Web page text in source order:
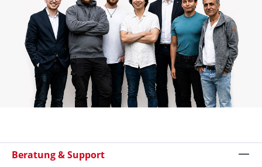
Beratung & Support